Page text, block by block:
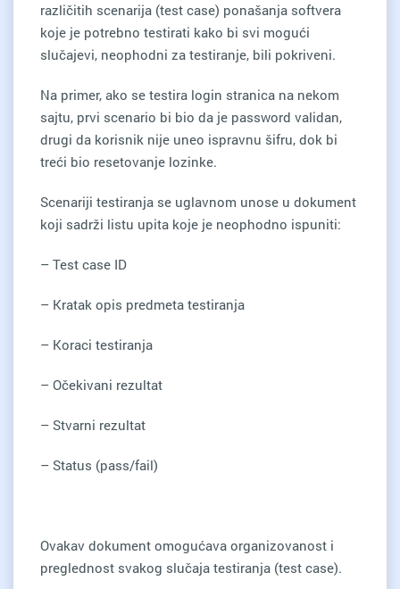
različitih scenarija (test case) ponašanja softvera
koje je potrebno testirati kako bi svi mogući
slučajevi, neophodni za testiranje, bili pokriveni.
Na primer, ako se testira login stranica na nekom
sajtu, prvi scenario bi bio da je password validan,
drugi da korisnik nije uneo ispravnu šifru, dok bi
treći bio resetovanje lozinke.
Scenariji testiranja se uglavnom unose u dokument
koji sadrži listu upita koje je neophodno ispuniti:
– Test case ID
– Kratak opis predmeta testiranja
– Koraci testiranja
– Očekivani rezultat
– Stvarni rezultat
– Status (pass/fail)
Ovakav dokument omogućava organizovanost i
preglednost svakog slučaja testiranja (test case).